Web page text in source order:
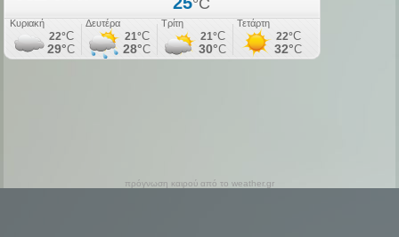
πρόγνωση καιρού από το weather.gr